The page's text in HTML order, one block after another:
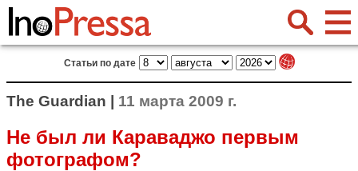
Статьи по дате
The Guardian | 11 марта 2009 г.
Не был ли Караваджо первым
фотографом?